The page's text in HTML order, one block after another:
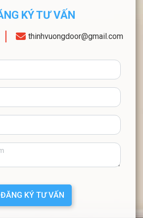
KÝ TƯ VẤN
thinhvuongdoor@gmail.com
ĐĂNG KÝ TƯ VẤN